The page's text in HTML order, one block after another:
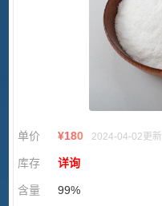
单价 ¥180 2024-04-02更新
库存 详询
含量 99%